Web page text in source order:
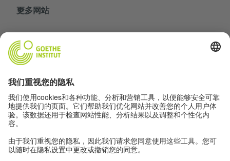
更多网站
免费练习德语
歌德学院的德语课程
隐私与无障碍
隐私设置